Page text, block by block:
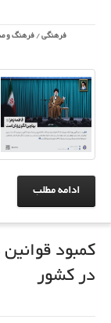
فرهنگی /فرهنگ و
ادامه مطلب
کمبود
در کشور